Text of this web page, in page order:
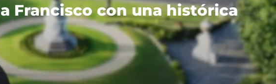
Francisco con una histórica